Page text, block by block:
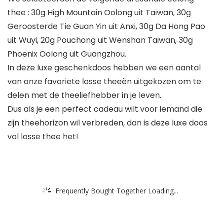
thee : 30g High Mountain Oolong uit Taiwan, 30g
Geroosterde Tie Guan Yin uit Anxi, 30g Da Hong Pao
uit Wuyi, 20g Pouchong uit Wenshan Taiwan, 30g
Phoenix Oolong uit Guangzhou.
In deze luxe geschenkdoos hebben we een aantal
van onze favoriete losse theeën uitgekozen om te
delen met de theeliefhebber in je leven.
Dus als je een perfect cadeau wilt voor iemand die
zijn theehorizon wil verbreden, dan is deze luxe doos
vol losse thee het!
Frequently Bought Together Loading...